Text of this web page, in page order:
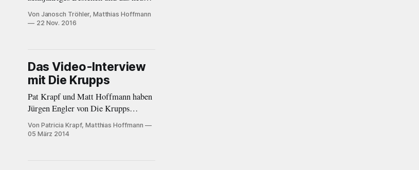
Album mit einer grossen Show im
Zürcher X-Tra. Doch irgendetwas
Von Janosch Tröhler, Matthias Hoffmann
22 Nov. 2016
Das Video-Interview
mit Die Krupps
Pat Krapf und Matt Hoffmann haben
Jürgen Engler von Die Krupps
interviewt. Wieso hat ThyssenKrupp
eigentlich die Band verklagt?
Von Patricia Krapf, Matthias Hoffmann
05 März 2014